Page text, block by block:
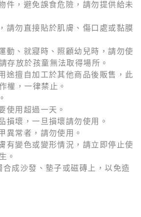
件，避免誤食危險，請勿提供給未
請勿直接貼於肌膚、傷口處或黏膜
動、就寢時、照顧幼兒時，請勿使
存放於孩童無法取得場所。
途擅自加工於其他商品後販售，此
權，一律禁止。
使用超過一天。
損壞，一旦損壞請勿使用。
異常者，請勿使用。
有變色或變形情況，請立即停止使
。
成沙發、墊子或磁磚上，以免造